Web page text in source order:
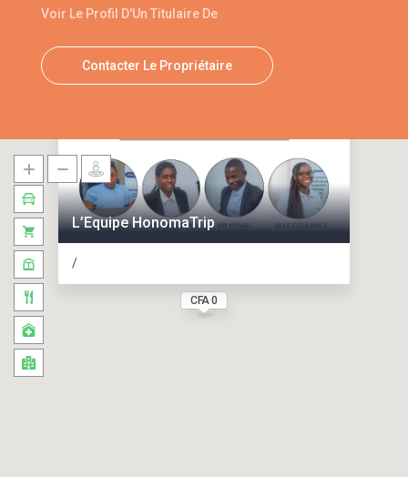
Voir Le Profil D'Un Titulaire De
Contacter Le Propriétaire
CFA 0
L’Equipe HonomaTrip
/